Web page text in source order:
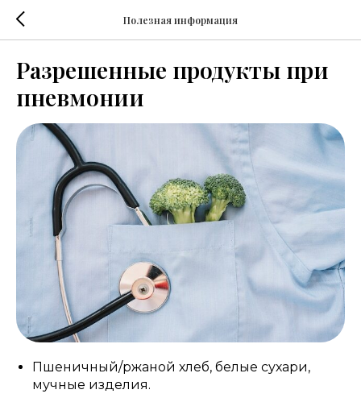
Полезная информация
Разрешенные продукты при
пневмонии
Пшеничный/ржаной хлеб, белые сухари,
мучные изделия.